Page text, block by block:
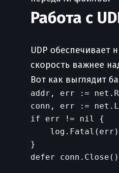
Работа с
UDP обеспечивает
скорость важнее
Вот как выглядит
addr, err :=
conn, err :=
if err != nil {
    log.Fatal(err)
}
defer conn.Close()